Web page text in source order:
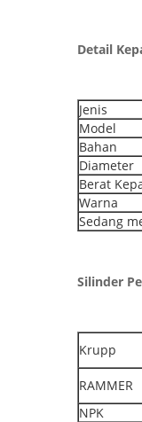
Detail
Jenis
Model
Bahan
Diameter
Berat
Warna
Sedang
Silinder
Krupp
RAMMER
NPK